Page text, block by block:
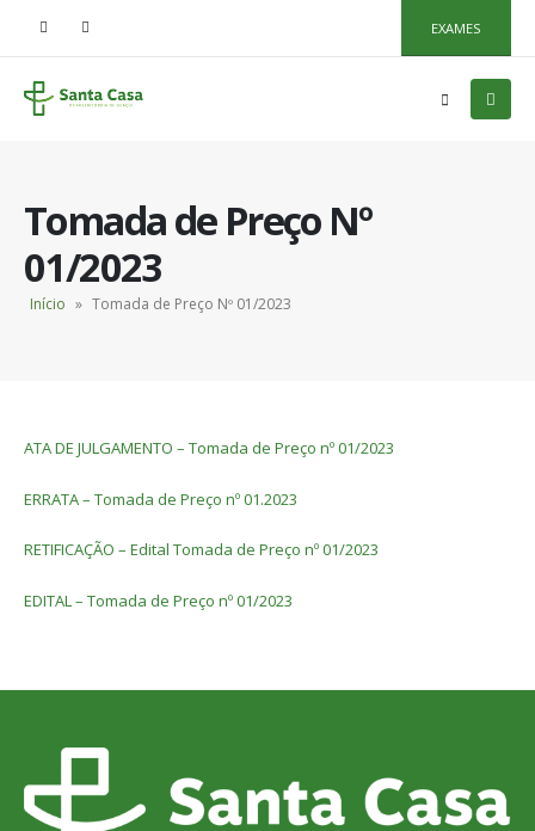
EXAMES
Tomada de Preço Nº
01/2023
Início » Tomada de Preço Nº 01/2023
ATA DE JULGAMENTO – Tomada de Preço nº 01/2023
ERRATA – Tomada de Preço nº 01.2023
RETIFICAÇÃO – Edital Tomada de Preço nº 01/2023
EDITAL – Tomada de Preço nº 01/2023